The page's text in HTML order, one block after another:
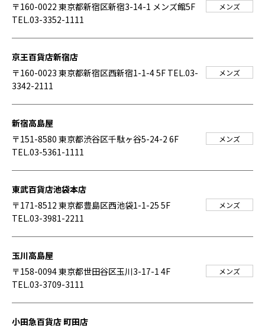
〒160-0022 東京都新宿区新宿3-14-1 メンズ館5F
TEL.03-3352-1111
メンズ
京王百貨店新宿店
〒160-0023 東京都新宿区西新宿1-1-4 5F TEL.03-
3342-2111
メンズ
新宿高島屋
〒151-8580 東京都渋谷区千駄ヶ谷5-24-2 6F
TEL.03-5361-1111
メンズ
東武百貨店池袋本店
〒171-8512 東京都豊島区西池袋1-1-25 5F
TEL.03-3981-2211
メンズ
玉川高島屋
〒158-0094 東京都世田谷区玉川3-17-1 4F
TEL.03-3709-3111
メンズ
小田急百貨店 町田店